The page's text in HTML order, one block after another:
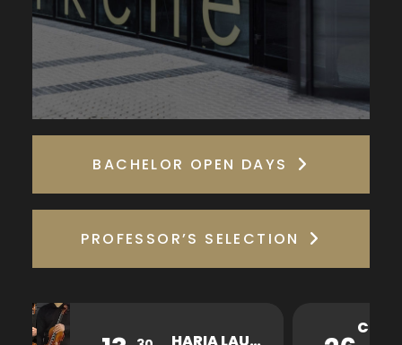
BACHELOR OPEN DAYS
PROFESSOR’S SELECTION